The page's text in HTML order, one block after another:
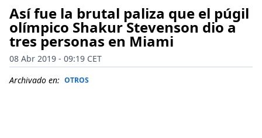
Así fue la brutal paliza que el púgil
olímpico Shakur Stevenson dio a
tres personas en Miami
08 Abr 2019 - 09:19 CET
Archivado en: OTROS